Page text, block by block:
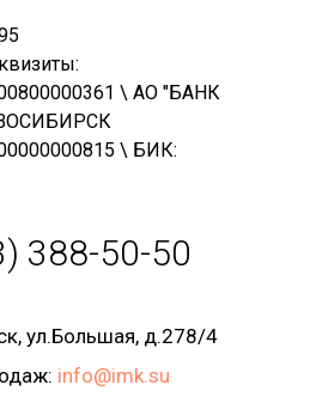
388-50-50
ул.Большая, д.278/4
info@imk.su
\ АО "БАНК
\ БИК: